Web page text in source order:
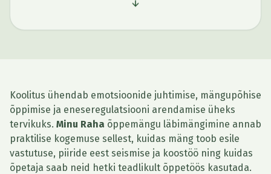
Koolitus ühendab emotsioonide juhtimise, mängupõhise
õppimise ja eneseregulatsiooni arendamise üheks
tervikuks. Minu Raha õppemängu läbimängimine annab
praktilise kogemuse sellest, kuidas mäng toob esile
vastutuse, piiride eest seismise ja koostöö ning kuidas
õpetaja saab neid hetki teadlikult õppetöös kasutada.